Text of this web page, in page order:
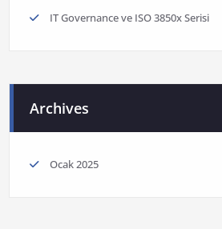
IT Governance ve ISO 3850x Serisi
Archives
Ocak 2025